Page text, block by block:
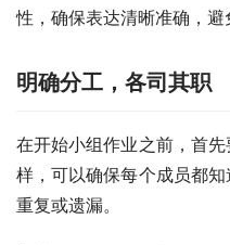
性，确保表达清晰准确，避
明确分工，各司其职
在开始小组作业之前，首
样，可以确保每个成员都
重复或遗漏。